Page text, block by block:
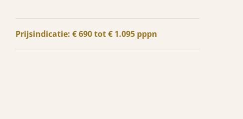
Prijsindicatie: € 690 tot € 1.095 pppn